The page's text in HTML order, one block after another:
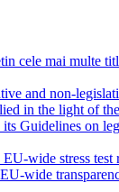
cele mai multe
and non-
in the light of
Guidelines on
wide stress test
wide